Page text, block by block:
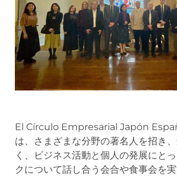
El Círculo Empresarial Japón
は、さまざまな分野の著名人を招き
く、ビジネス活動と個人の発展にと
クについて話し合う会合や食事会を実